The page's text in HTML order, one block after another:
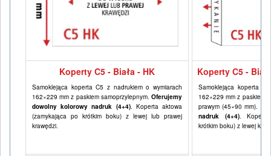
Koperty C5 - Biała - HK
Samoklejąca koperta C5 z nadrukiem o wymiarach
162×229 mm z paskiem samoprzylepnym. Oferujemy
dowolny kolorowy nadruk (4+4). Koperta aktowa
(zamykająca po krótkim boku) z lewej lub prawej
krawędzi.
Koperty C5 -
Samoklejąca koperta
162×229 mm z paskiem
prawym (45×90 mm).
nadruk (4+4).
krótkim boku) z lewej